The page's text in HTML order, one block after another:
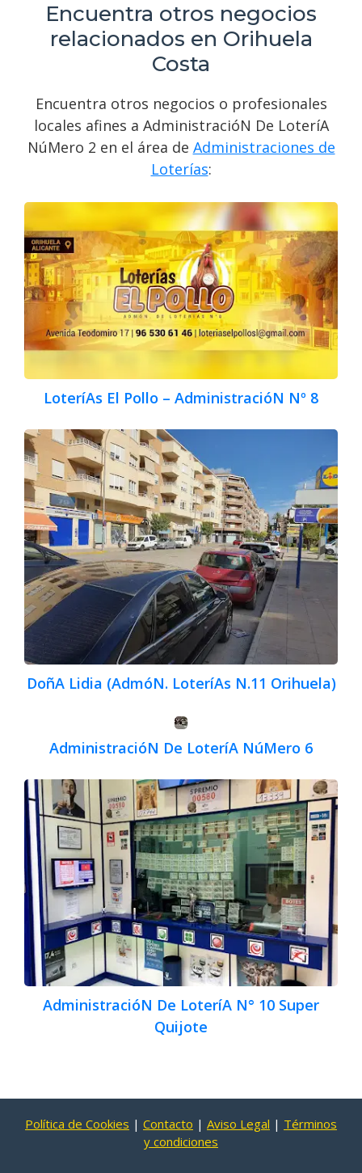
Encuentra otros negocios
relacionados en Orihuela
Costa
Encuentra otros negocios o profesionales
locales afines a AdministracióN De LoteríA
NúMero 2 en el área de Administraciones de
Loterías:
LoteríAs El Pollo – AdministracióN Nº 8
DoñA Lidia (AdmóN. LoteríAs N.11 Orihuela)
AdministracióN De LoteríA NúMero 6
AdministracióN De LoteríA N° 10 Super
Quijote
Política de Cookies | Contacto | Aviso Legal | Términos
y condiciones